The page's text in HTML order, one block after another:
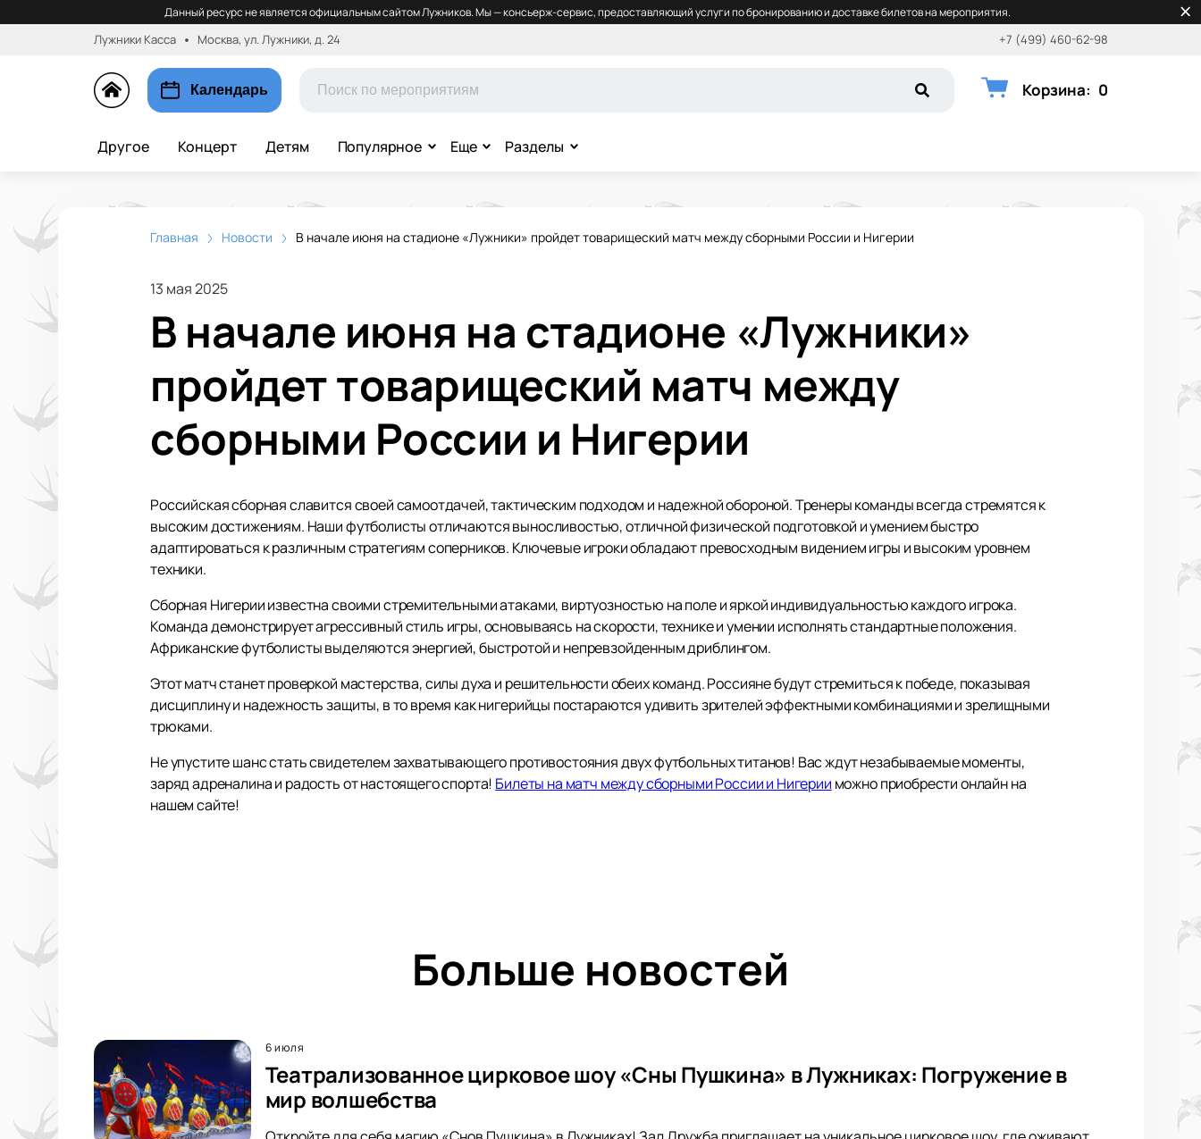
Данный ресурс не является официальным сайтом Лужников. Мы — консьерж-сервис, предоставляющий услуги по бронированию и доставке билетов на мероприятия.
Лужники Касса Москва, ул. Лужники, д. 24 +7 (499) 460-62-98
Календарь Корзина: 0
Другое Концерт Детям Популярное Еще Разделы
Главная Новости В начале июня на стадионе «Лужники» пройдет товарищеский матч между сборными России и Нигерии
13 мая 2025
В начале июня на стадионе «Лужники»
пройдет товарищеский матч между
сборными России и Нигерии
Российская сборная славится своей самоотдачей, тактическим подходом и надежной обороной. Тренеры команды всегда стремятся к
высоким достижениям. Наши футболисты отличаются выносливостью, отличной физической подготовкой и умением быстро
адаптироваться к различным стратегиям соперников. Ключевые игроки обладают превосходным видением игры и высоким уровнем
техники.
Сборная Нигерии известна своими стремительными атаками, виртуозностью на поле и яркой индивидуальностью каждого игрока.
Команда демонстрирует агрессивный стиль игры, основываясь на скорости, технике и умении исполнять стандартные положения.
Африканские футболисты выделяются энергией, быстротой и непревзойденным дриблингом.
Этот матч станет проверкой мастерства, силы духа и решительности обеих команд. Россияне будут стремиться к победе, показывая
дисциплину и надежность защиты, в то время как нигерийцы постараются удивить зрителей эффектными комбинациями и зрелищными
трюками.
Не упустите шанс стать свидетелем захватывающего противостояния двух футбольных титанов! Вас ждут незабываемые моменты,
заряд адреналина и радость от настоящего спорта! Билеты на матч между сборными России и Нигерии можно приобрести онлайн на
нашем сайте!
Больше новостей
6 июля
Театрализованное цирковое шоу «Сны Пушкина» в Лужниках: Погружение в
мир волшебства